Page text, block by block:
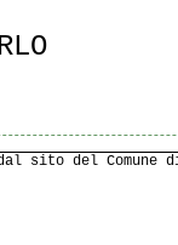
sito del Comune